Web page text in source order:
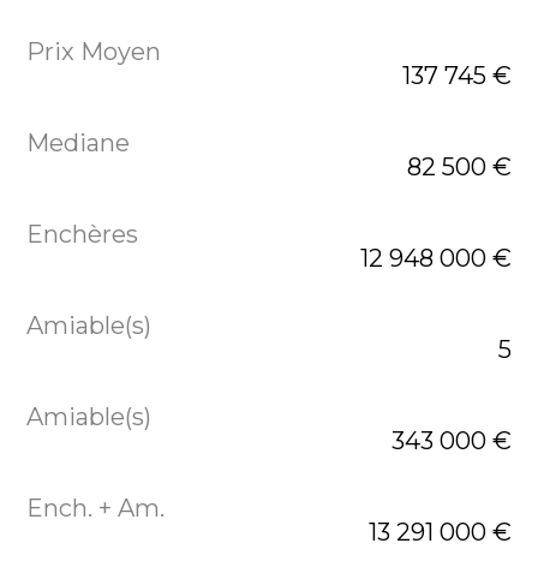
137 745 €
82 500 €
12 948 000 €
5
343 000 €
13 291 000 €